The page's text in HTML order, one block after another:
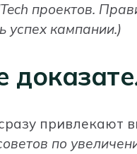
проектов.
успех кампании.)
привлекают
по